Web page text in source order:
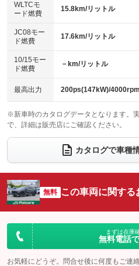
：装備なし
電動格納ミラー
：装備あり
エアロ
：装備なし
：装備なし
パワーシート
ベンチシート
：装備なし
チップアップシート
：装備なし
：装備なし
ウォークスルー
：装備なし
電動リアゲート
：装備なし
サイドカメラ
：装備あり
：装備なし
WLTCモ
ード燃費
15.8km/リットル
JC08モー
ド燃費
17.6km/リットル
10/15モー
ド燃費
－km/リットル
最高出力 200ps(147kW)/4000rpm
※新車時のカタログデータとなります。
で、詳細は販売店にご確認ください。
カタログで車種
無料 この車両に関する
まずは在庫
無料電話
お気軽にどうぞ。問合せ後に何度もご連